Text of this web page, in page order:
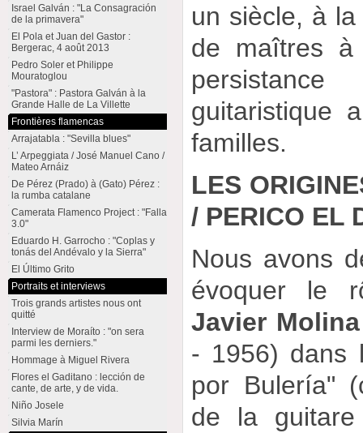
un siècle, à
de maîtres
guitaristique
familles.
LES
/ PERICO EL
Nous avons
évoquer le
Javier
- 1956) dans
por Bulería"
de la
Israel Galván : "La Consagración
de la primavera"
El Pola et Juan del Gastor :
Bergerac, 4 août 2013
Pedro Soler et Philippe
Mouratoglou
"Pastora" : Pastora Galván à la
Grande Halle de La Villette
Frontières flamencas
Arrajatabla : "Sevilla blues"
L’ Arpeggiata / José Manuel Cano /
Mateo Arnáiz
De Pérez (Prado) à (Gato) Pérez :
la rumba catalane
Camerata Flamenco Project : "Falla
3.0"
Eduardo H. Garrocho : "Coplas y
tonás del Andévalo y la Sierra"
El Último Grito
Portraits et interviews
Trois grands artistes nous ont
quitté
Interview de Moraíto : "on sera
parmi les derniers."
Hommage à Miguel Rivera
Flores el Gaditano : lección de
cante, de arte, y de vida.
Niño Josele
Silvia Marín